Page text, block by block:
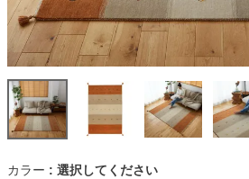
カラー 選択してください